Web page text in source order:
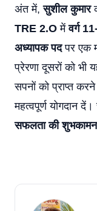
अंत में,सुशील कुमार
TRE 2.O मेंवर्ग
अध्यापक पदपर एक
प्रेरणा दूसरों को भी
सपनों को प्राप्त
महत्वपूर्ण योगदान
सफलता की